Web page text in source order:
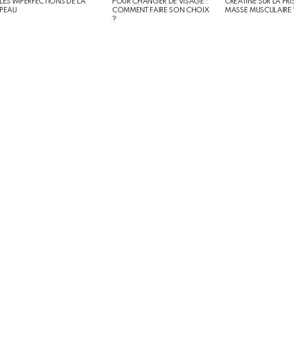
LES IMPERFECTIONS DE LA
PEAU
POUR CHANGER DE VISAGE :
COMMENT FAIRE SON CHOIX
?
CRÉATINE SUR LA
MASSE MUSCULAIRE